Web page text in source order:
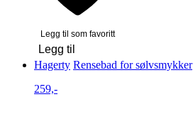
Legg til som favoritt
Legg til
Hagerty Rensebad for sølvsmykker
259,-